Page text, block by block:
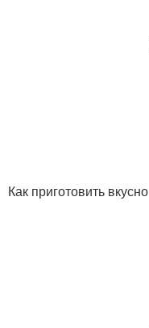
Как приготовить вкусно